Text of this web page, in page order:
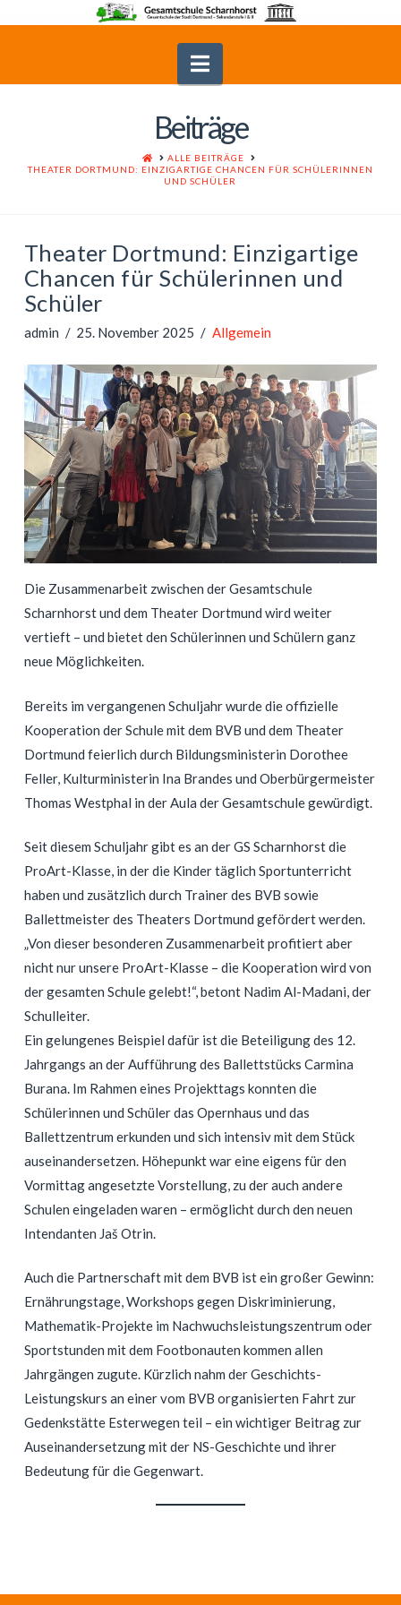
Navigation
Beiträge
HOMEALLE BEITRÄGE
THEATER DORTMUND: EINZIGARTIGE CHANCEN FÜR SCHÜLERINNEN
UND SCHÜLER
Theater Dortmund: Einzigartige
Chancen für Schülerinnen und
Schüler
admin 25. November 2025 Allgemein
Die Zusammenarbeit zwischen der Gesamtschule
Scharnhorst und dem Theater Dortmund wird weiter
vertieft – und bietet den Schülerinnen und Schülern ganz
neue Möglichkeiten.
Bereits im vergangenen Schuljahr wurde die offizielle
Kooperation der Schule mit dem BVB und dem Theater
Dortmund feierlich durch Bildungsministerin Dorothee
Feller, Kulturministerin Ina Brandes und Oberbürgermeister
Thomas Westphal in der Aula der Gesamtschule gewürdigt.
Seit diesem Schuljahr gibt es an der GS Scharnhorst die
ProArt-Klasse, in der die Kinder täglich Sportunterricht
haben und zusätzlich durch Trainer des BVB sowie
Ballettmeister des Theaters Dortmund gefördert werden.
„Von dieser besonderen Zusammenarbeit profitiert aber
nicht nur unsere ProArt-Klasse – die Kooperation wird von
der gesamten Schule gelebt!“, betont Nadim Al-Madani, der
Schulleiter.
Ein gelungenes Beispiel dafür ist die Beteiligung des 12.
Jahrgangs an der Aufführung des Ballettstücks Carmina
Burana. Im Rahmen eines Projekttags konnten die
Schülerinnen und Schüler das Opernhaus und das
Ballettzentrum erkunden und sich intensiv mit dem Stück
auseinandersetzen. Höhepunkt war eine eigens für den
Vormittag angesetzte Vorstellung, zu der auch andere
Schulen eingeladen waren – ermöglicht durch den neuen
Intendanten Jaš Otrin.
Auch die Partnerschaft mit dem BVB ist ein großer Gewinn:
Ernährungstage, Workshops gegen Diskriminierung,
Mathematik-Projekte im Nachwuchsleistungszentrum oder
Sportstunden mit dem Footbonauten kommen allen
Jahrgängen zugute. Kürzlich nahm der Geschichts-
Leistungskurs an einer vom BVB organisierten Fahrt zur
Gedenkstätte Esterwegen teil – ein wichtiger Beitrag zur
Auseinandersetzung mit der NS-Geschichte und ihrer
Bedeutung für die Gegenwart.